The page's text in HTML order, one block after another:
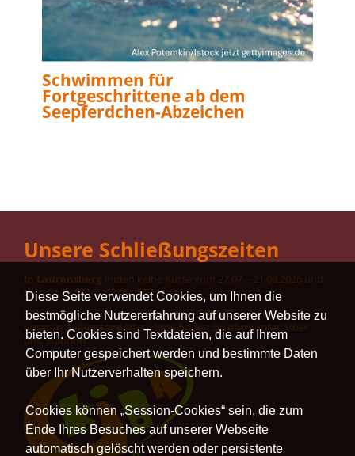
Diese Seite verwendet Cookies, um Ihnen die
bestmögliche Nutzererfahrung auf unserer Website zu
bieten. Cookies sind Textdateien, die auf Ihrem
Computer gespeichert werden und bestimmte Daten
über Ihr Nutzerverhalten speichern.
Cookies können „Session-Cookies“ sein, die zum
Ende Ihres Besuches auf unserer Webseite
automatisch gelöscht werden oder persistente
Schwimmen für
Fortgeschrittene ab dem
Seepferdchen-Abzeichen
Unsere Schließungszeiten
In Laurensberg finden keine Kurse vom 27.07. - 21.08.2026 und
vom 24.12.2026 - 03.01.2027 statt.
Bitte beachten Sie diegesonderten Schließungszeitenan
unseren Außenstandorten diese finden Sie oben unter: Über
uns/Standort